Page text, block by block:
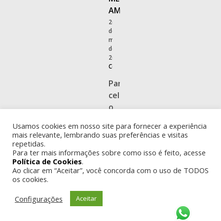
AMBIENTE
26
de
maio
de
2026
Comments
Para
celebrar
o
Mundial
Meio
Ambiente,
Usamos cookies em nosso site para fornecer a experiência
mais relevante, lembrando suas preferências e visitas
repetidas.
Para ter mais informações sobre como isso é feito, acesse
Política de Cookies.
Ao clicar em “Aceitar”, você concorda com o uso de TODOS
os cookies.
Configurações
Aceitar